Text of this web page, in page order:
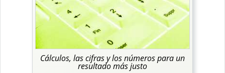
Cálculos, las cifras y los números para un
resultado más justo